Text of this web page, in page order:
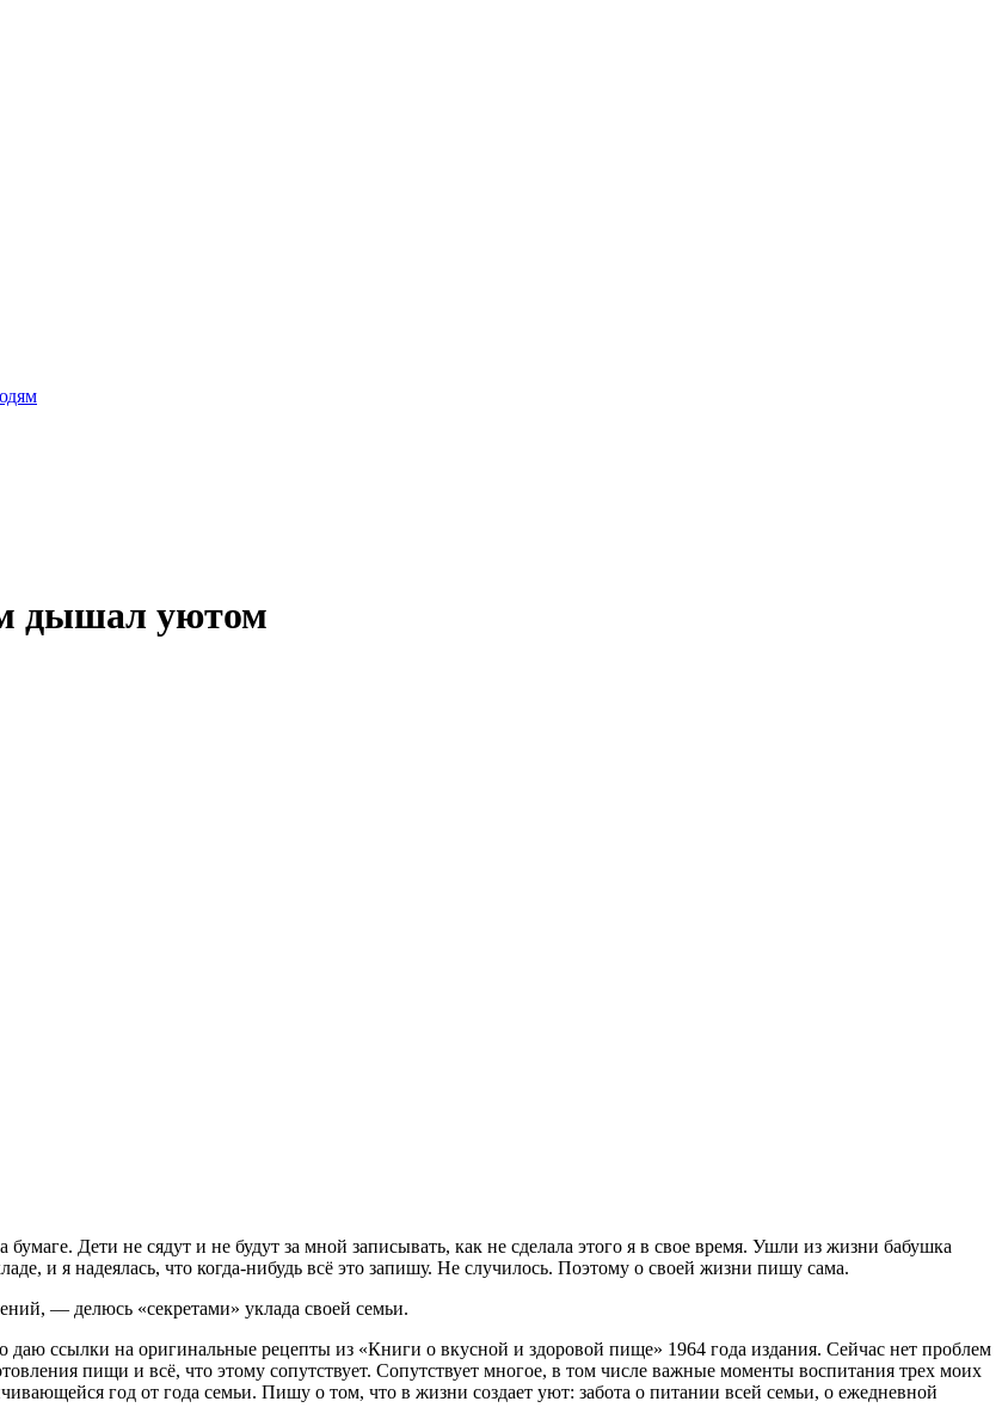
дышал уютом
Дети не сядут и не будут за мной записывать, как не сделала этого я в свое время. Ушли из жизни бабушка
и я надеялась, что когда-нибудь всё это запишу. Не случилось. Поэтому о своей жизни пишу сама.
— делюсь «секретами» уклада своей семьи.
ссылки на оригинальные рецепты из «Книги о вкусной и здоровой пище» 1964 года издания. Сейчас нет проблем
пищи и всё, что этому сопутствует. Сопутствует многое, в том числе важные моменты воспитания трех моих
год от года семьи. Пишу о том, что в жизни создает уют: забота о питании всей семьи, о ежедневной